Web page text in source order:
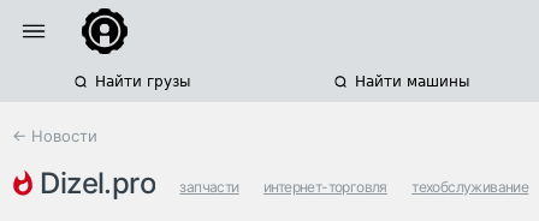
Найти грузы Найти машины
← Новости
dizel.pro запчасти интернет-торговля техобслуживание